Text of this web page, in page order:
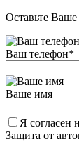
Оставьте
Ваш телефон*
Ваше имя
Я согласен
Защита от